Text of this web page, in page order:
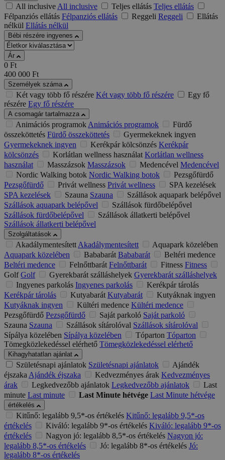
All inclusiveAll inclusive Teljes ellátás Teljes ellátás
Félpanziós ellátás Félpanziós ellátás Reggeli Reggeli
Ellátás
nélkül Ellátás nélkül
Bébi részére ingyenes
Ár
0 Ft
400 000 Ft
Személyek száma
Két vagy több fő részére Két vagy több fő részére
Egy fő
részére Egy fő részére
A csomagár tartalmazza
Animációs programokAnimációs programok
Fürdő
összeköttetés Fürdő összeköttetés
Gyermekeknek ingyen
Gyermekeknek ingyen
Kerékpár kölcsönzés Kerékpár
kölcsönzés
Korlátlan wellness használat Korlátlan wellness
használat
Masszázsok Masszázsok Medencével Medencével
Nordic Walking botok Nordic Walking botok
Pezsgőfürdő
Pezsgőfürdő
Privát wellness Privát wellness
SPA kezelések
SPA kezelések
Szauna Szauna
Szállások aquapark belépővel
Szállások aquapark belépővel
Szállások fürdőbelépővel
Szállások fürdőbelépővel
Szállások állatkerti belépővel
Szállások állatkerti belépővel
Szolgáltatások
AkadálymentesítettAkadálymentesített
Aquapark közelében
Aquapark közelében
Bababarát Bababarát
Beltéri medence
Beltéri medence
Felnőttbarát Felnőttbarát Fitness Fitness
Golf Golf Gyerekbarát szálláshelyek Gyerekbarát szálláshelyek
Ingyenes parkolás Ingyenes parkolás
Kerékpár tárolás
Kerékpár tárolás
Kutyabarát Kutyabarát
Kutyáknak ingyen
Kutyáknak ingyen
Kültéri medence Kültéri medence
Pezsgőfürdő Pezsgőfürdő Saját parkoló Saját parkoló
Szauna Szauna Szállások sítárolóval Szállások sítárolóval
Sípálya közelében Sípálya közelében Tóparton Tóparton
Tömegközlekedéssel elérhető Tömegközlekedéssel elérhető
Kihagyhatatlan ajánlat
Születésnapi ajánlatok Születésnapi ajánlatok
Ajándék
éjszakaAjándék éjszaka Kedvezményes árak Kedvezményes
árak
Legkedvezőbb ajánlatok Legkedvezőbb ajánlatok
Last
minute Last minute Last Minute hétvége Last Minute hétvége
értékelés
Kitűnő: legalább 9,5*-os értékelés Kitűnő: legalább 9,5*-os
értékelés
Kiváló: legalább 9*-os értékelés Kiváló: legalább 9*-os
értékelés
Nagyon jó: legalább 8,5*-os értékelés Nagyon jó:
legalább 8,5*-os értékelés
Jó: legalább 8*-os értékelés Jó:
legalább 8*-os értékelés